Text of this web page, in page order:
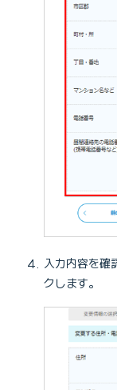
入力内容を確
クします。